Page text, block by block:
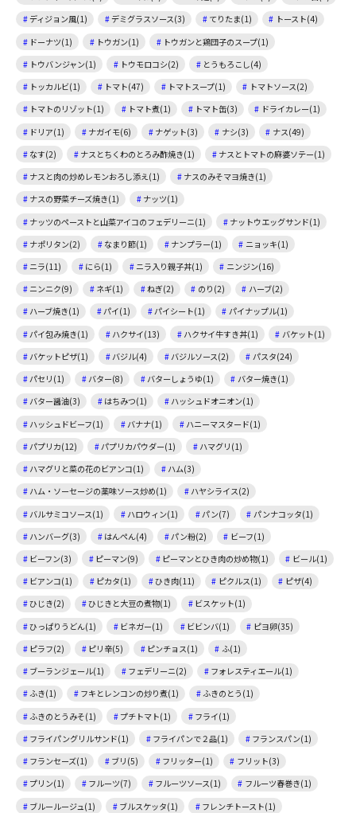
ディジョン風(1)
デミグラスソース(3) てりたま(1)
トースト(4)
ドーナツ(1)
トウガン(1)
トウガンと鶏団子のスープ(1)
トウバンジャン(1)
トウモロコシ(2)
とうもろこし(4)
トッカルビ(1)
トマト(47) トマトスープ(1)
トマトソース(2)
トマトのリゾット(1)
トマト煮(1) トマト缶(3)
ドライカレー(1)
ドリア(1)
ナガイモ(6) ナゲット(3) ナシ(3)
ナス(49)
なす(2)
ナスとちくわのとろみ酢焼き(1)
ナスとトマトの麻婆ソテー(1)
ナスと肉の炒めレモンおろし添え(1)
ナスのみそマヨ焼き(1)
ナスの野菜チーズ焼き(1)
ナッツ(1)
ナッツのペーストと山菜アイコのフェデリーニ(1)
ナットウエッグサンド(1)
ナポリタン(2)
なまり節(1) ナンプラー(1)
ニョッキ(1)
ニラ(11)
にら(1) ニラ入り親子丼(1)
ニンジン(16)
ニンニク(9)
ネギ(1) ねぎ(2) のり(2)
ハーブ(2)
ハーブ焼き(1)
パイ(1) パイシート(1)
パイナップル(1)
パイ包み焼き(1)
ハクサイ(13) ハクサイ牛すき丼(1)
バケット(1)
バケットピザ(1)
バジル(4) バジルソース(2)
パスタ(24)
パセリ(1)
バター(8) バターしょうゆ(1)
バター焼き(1)
バター醤油(3)
はちみつ(1)
ハッシュドオニオン(1)
ハッシュドビーフ(1)
バナナ(1)
ハニーマスタード(1)
パプリカ(12)
パプリカパウダー(1)
ハマグリ(1)
ハマグリと菜の花のビアンコ(1)
ハム(3)
ハム・ソーセージの薬味ソース炒め(1)
ハヤシライス(2)
バルサミコソース(1)
ハロウィン(1) パン(7)
パンナコッタ(1)
ハンバーグ(3)
はんぺん(4) パン粉(2)
ビーフ(1)
ビーフン(3)
ピーマン(9) ピーマンとひき肉の炒め物(1)
ビール(1)
ビアンコ(1)
ピカタ(1) ひき肉(11) ピクルス(1)
ピザ(4)
ひじき(2)
ひじきと大豆の煮物(1)
ビスケット(1)
ひっぱりうどん(1)
ビネガー(1) ビビンバ(1)
ピヨ卵(35)
ピラフ(2)
ピリ辛(5) ピンチョス(1)
ふ(1)
ブーランジェール(1)
フェデリーニ(2)
フォレスティエール(1)
ふき(1)
フキとレンコンの炒り煮(1)
ふきのとう(1)
ふきのとうみそ(1)
プチトマト(1)
フライ(1)
フライパングリルサンド(1)
フライパンで２品(1)
フランスパン(1)
フランセーズ(1)
ブリ(5) フリッター(1)
フリット(3)
プリン(1)
フルーツ(7) フルーツソース(1)
フルーツ春巻き(1)
ブルールージュ(1)
ブルスケッタ(1)
フレンチトースト(1)